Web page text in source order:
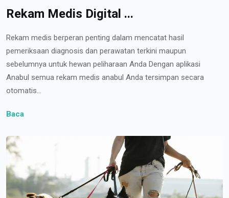
Rekam Medis Digital ...
Rekam medis berperan penting dalam mencatat hasil
pemeriksaan diagnosis dan perawatan terkini maupun
sebelumnya untuk hewan peliharaan Anda Dengan aplikasi
Anabul semua rekam medis anabul Anda tersimpan secara
otomatis...
Baca